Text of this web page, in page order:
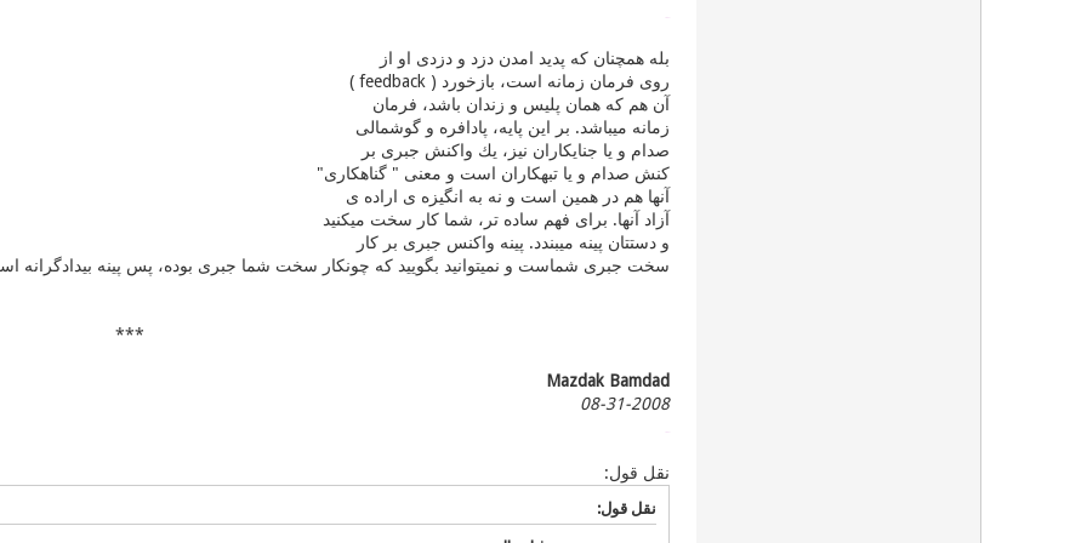
بله همچنان كه پدید امدن دزد و دزدی او از
روی فرمان زمانه است، بازخورد ( feedback )
آن هم كه همان پلیس و زندان باشد، فرمان
زمانه میباشد. بر این پایه، پادافره و گوشمالی
صدام و یا جنایكاران نیز، یك واكنش جبری بر
كنش صدام و یا تبهكاران است و معنی " گناهكاری"
آنها هم در همین است و نه به انگیزه ی اراده ی
آزاد آنها. برای فهم ساده تر، شما كار سخت میكنید
و دستتان پینه میبندد. پینه واكنس جبری بر كار
سخت جبری شماست و نمیتوانید بگویید كه چونكار سخت شما جبری بوده، پس پینه بیدادگرانه
***
Mazdak Bamdad
08-31-2008
نقل قول:
نقل قول: